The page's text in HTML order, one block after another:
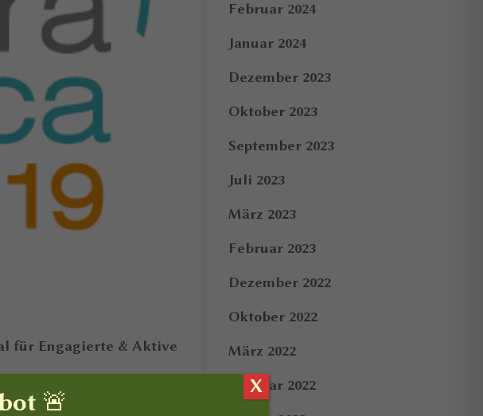
für Engagierte & Aktive
Februar 2024
Januar 2024
Dezember 2023
Oktober 2023
September 2023
Juli 2023
März 2023
Februar 2023
Dezember 2022
Oktober 2022
März 2022
Februar 2022
🚨
X